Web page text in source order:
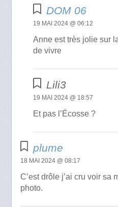
DOM 06
19 MAI 2024 @ 06:12
Anne est très jolie sur
de vivre
Lili3
19 MAI 2024 @ 18:57
Et pas l’Écosse ?
plume
18 MAI 2024 @ 08:17
C’est drôle j’ai cru voir sa
photo.